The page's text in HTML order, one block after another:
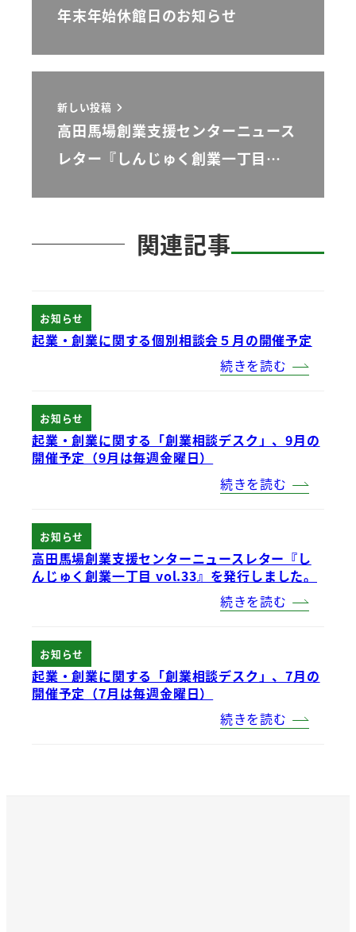
年末年始休館日のお知らせ
新しい投稿
高田馬場創業支援センターニュース
レター『しんじゅく創業一丁目…
関連記事
お知らせ
起業・創業に関する個別相談会５月の開催予定
続きを読む
お知らせ
起業・創業に関する「創業相談デスク」、9月の
開催予定（9月は毎週金曜日）
続きを読む
お知らせ
高田馬場創業支援センターニュースレター『し
んじゅく創業一丁目 vol.33』を発行しました。
続きを読む
お知らせ
起業・創業に関する「創業相談デスク」、7月の
開催予定（7月は毎週金曜日）
続きを読む